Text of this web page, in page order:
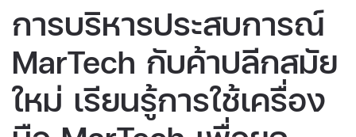
การบริหารประสบการณ์
MarTech กับค้าปลีกสมัย
ใหม่ เรียนรู้การใช้เครื่อง